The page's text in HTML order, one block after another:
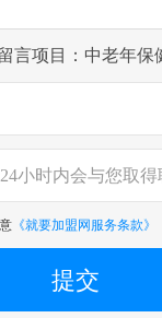
言项目：中老年保
《就要加盟网服务条款》
提交